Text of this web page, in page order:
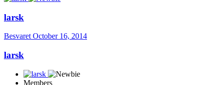
larsk
Besvaret October 16, 2014
larsk
Members